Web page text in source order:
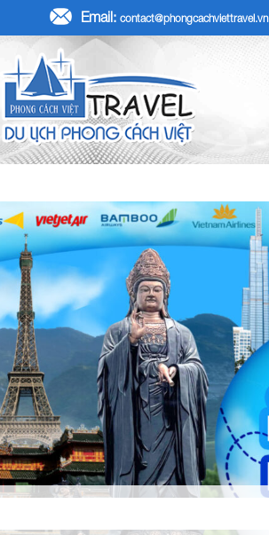
Email: contact@phongcachviettravel.vn